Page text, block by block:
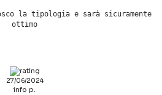
la tipologia e sarà sicuramente
ottimo
27/06/2024
info p.